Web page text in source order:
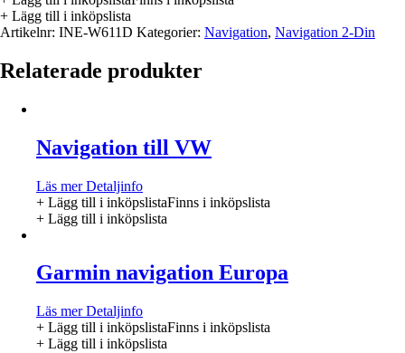
+ Lägg till i inköpslista
Artikelnr: INE-W611D Kategorier: Navigation, Navigation 2-Din
Relaterade produkter
Navigation till VW
Läs merDetaljinfo
+ Lägg till i inköpslistaFinns i inköpslista
+ Lägg till i inköpslista
Garmin navigation Europa
Läs merDetaljinfo
+ Lägg till i inköpslistaFinns i inköpslista
+ Lägg till i inköpslista